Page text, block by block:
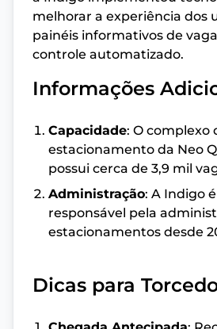
melhorar a experiência dos
painéis informativos de
controle automatizado.
Informações
Capacidade: O complexo
estacionamento da Neo
possui cerca de 3,9 mil
Administração: A Indigo
responsável pela
estacionamentos desde
Dicas para